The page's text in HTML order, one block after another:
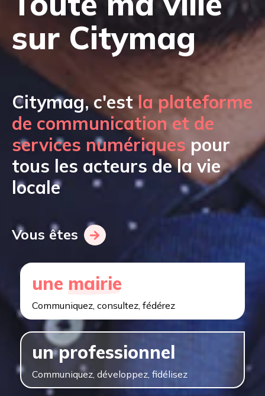
sur Citymag
Citymag, c'estla plateforme
de communication et de
services numériques pour
tous les acteurs de la vie
locale
Vous êtes
une mairie
Communiquez, consultez, fédérez
unprofessionnel
Communiquez, développez, fidélisez